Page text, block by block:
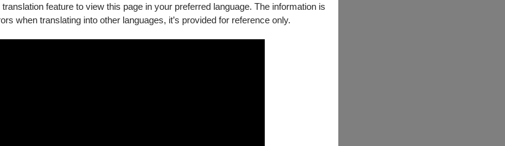
feature to view this page in your preferred language. The information is
when translating into other languages, it’s provided for reference only.